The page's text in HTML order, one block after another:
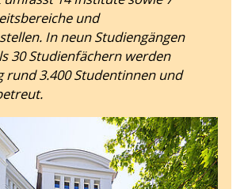
und
In neun Studiengängen
30 Studienfächern werden
rund 3.400 Studentinnen und